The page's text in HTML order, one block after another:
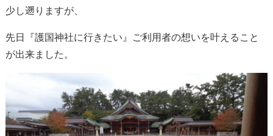
少し遡りますが、
先日『護国神社に行きたい』ご利用者の想いを叶えること
が出来ました。